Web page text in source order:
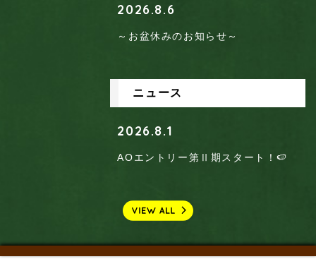
2026.8.6
～お盆休みのお知らせ～
ニュース
2026.8.1
AOエントリー第Ⅱ期スタート！🍉